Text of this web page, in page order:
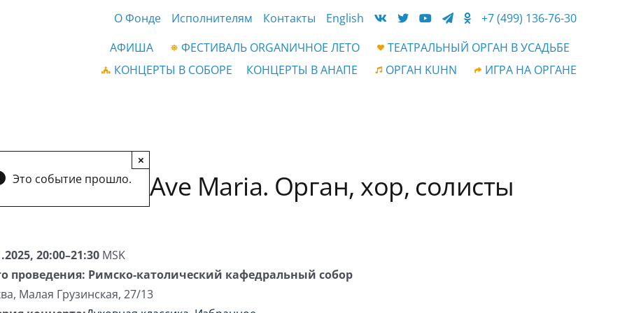
О Фонде Исполнителям Контакты English
+7 (499) 136-76-30
АФИША
ФЕСТИВАЛЬ ORGANИЧНОЕ ЛЕТО
ТЕАТРАЛЬНЫЙ ОРГАН В УСАДЬБЕ
КОНЦЕРТЫ В СОБОРЕ
КОНЦЕРТЫ В АНАПЕ ОРГАН KUHN ИГРА НА ОРГАНЕ
Это событие прошло.
×
Ave Maria. Орган, хор, солисты
20:00–21:30 MSK
проведения: Римско-католический кафедральный собор
, Малая Грузинская, 27/13